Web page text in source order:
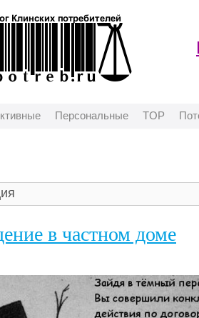
Персональные TOP
в частном доме